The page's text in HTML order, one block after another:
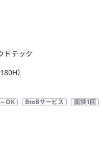
ドテック
）
OK BtoBサービス
面談1回